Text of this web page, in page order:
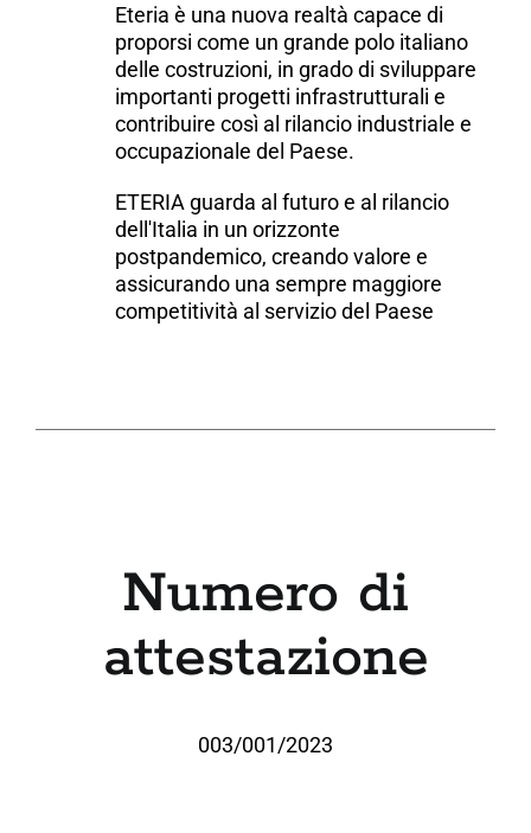
Eteria è una nuova realtà capace di
proporsi come un grande polo italiano
delle costruzioni, in grado di sviluppare
importanti progetti infrastrutturali e
contribuire così al rilancio industriale e
occupazionale del Paese.
ETERIA guarda al futuro e al rilancio
dell'Italia in un orizzonte
postpandemico, creando valore e
assicurando una sempre maggiore
competitività al servizio del Paese
Numero di
attestazione
003/001/2023